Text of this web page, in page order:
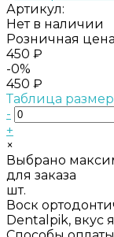
Артикул:
Нет в наличии
Розничная цена
450 ₽
-0%
450 ₽
Таблица
-
+
×
Выбрано
для заказа
шт.
Воск
Dentalpik, вкус